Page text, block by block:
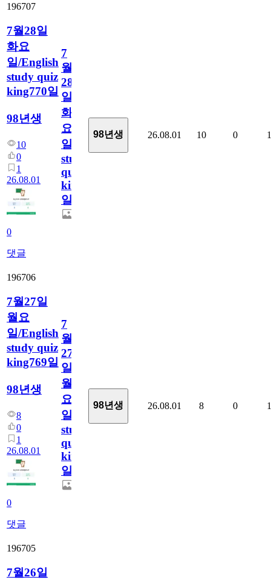
196707
7월28일
화요
일/English
study quiz
king770일
98년생
10
0
1
26.08.01
0
댓글
7
월
28
일
화
요
일/English
study
quiz
king770
일
98년생 26.08.01 10 0 1
196706
7월27일
월요
일/English
study quiz
king769일
98년생
8
0
1
26.08.01
0
댓글
7
월
27
일
월
요
일/English
study
quiz
king769
일
98년생 26.08.01 8 0 1
196705
7월26일